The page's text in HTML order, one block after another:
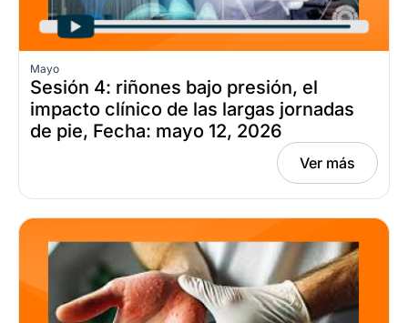
Mayo
Sesión 4: riñones bajo presión, el
impacto clínico de las largas jornadas
de pie, Fecha: mayo 12, 2026
Ver más